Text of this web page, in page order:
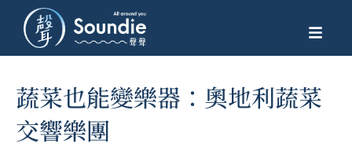
蔬菜也能變樂器：奧地利蔬菜
交響樂團